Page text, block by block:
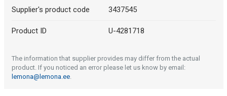
Supplier's product code 3437545
Product ID U-4281718
The information that supplier provides may differ from the actual
product. If you noticed an error please let us know by email:
lemona@lemona.ee.